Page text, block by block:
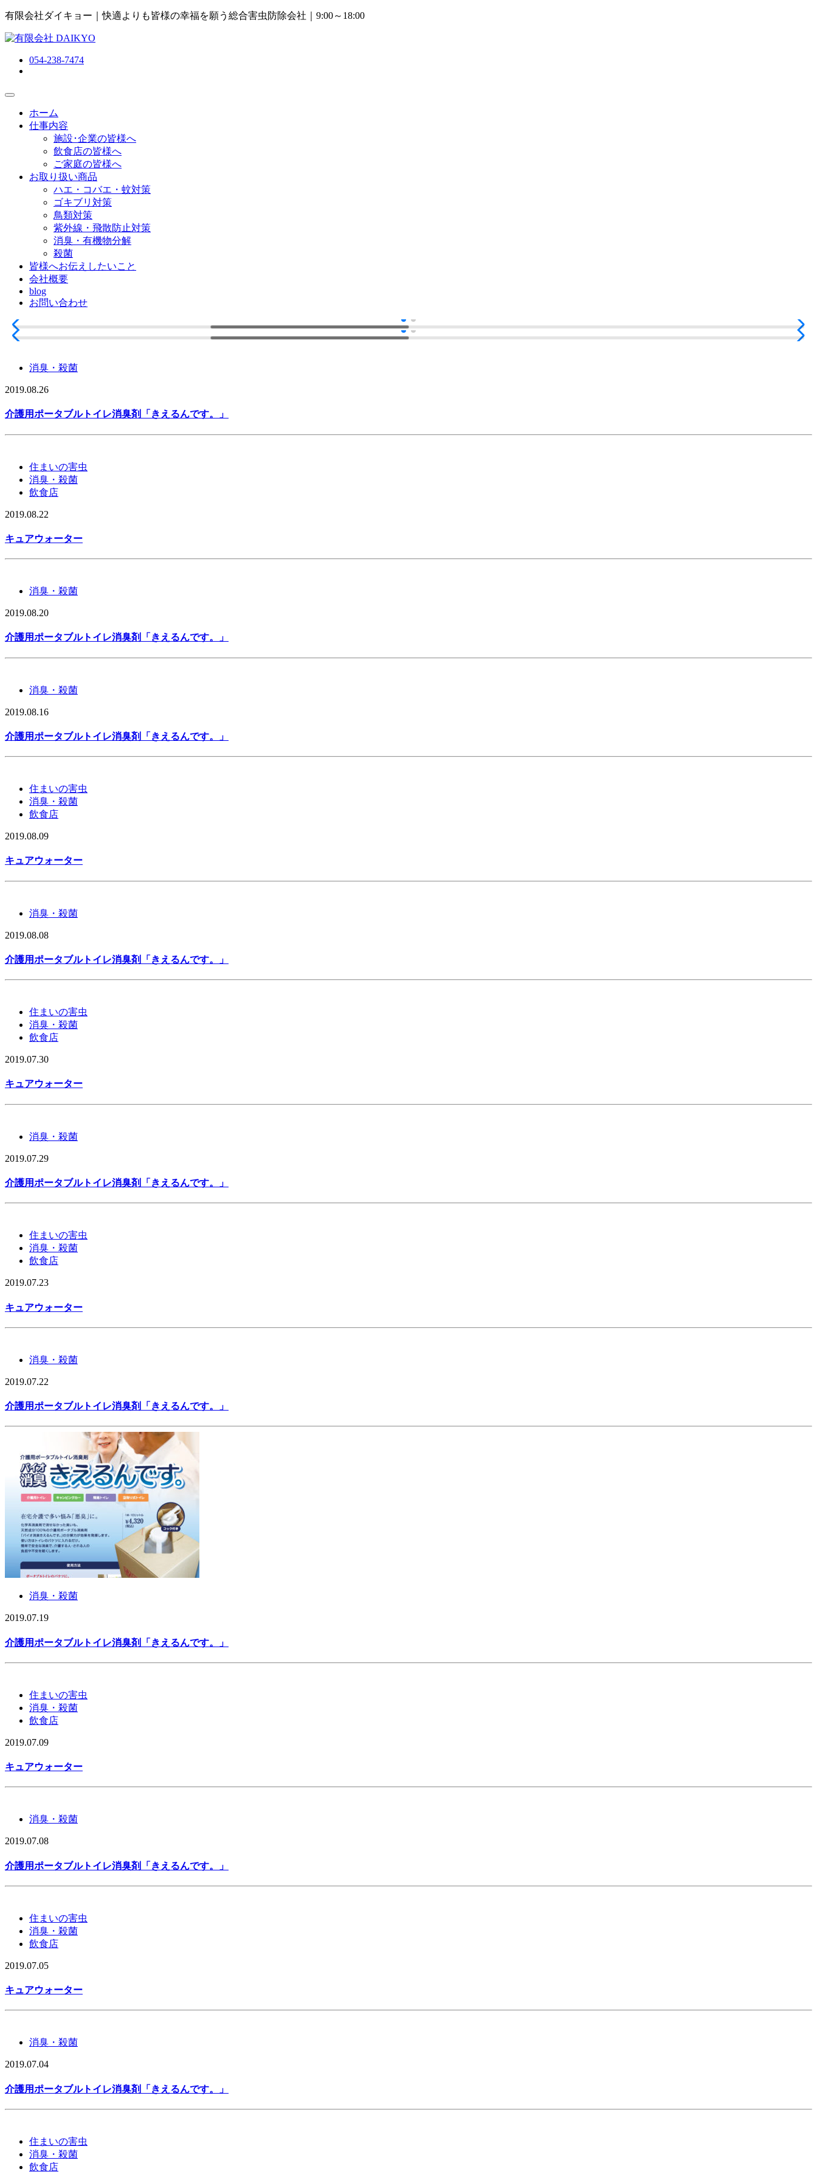
有限会社ダイキョー｜快適よりも皆様の幸福を願う総合害虫防除会社 ｜9:00～18:00
054-238-7474
ホーム
仕事内容
施設･企業の皆様へ
飲食店の皆様へ
ご家庭の皆様へ
お取り扱い商品
ハエ・コバエ・蚊対策
ゴキブリ対策
鳥類対策
紫外線・飛散防止対策
消臭・有機物分解
殺菌
皆様へお伝えしたいこと
会社概要
blog
お問い合わせ
消臭・殺菌
2019.08.26
介護用ポータブルトイレ消臭剤「きえるんです。」
住まいの害虫
消臭・殺菌
飲食店
2019.08.22
キュアウォーター
消臭・殺菌
2019.08.20
介護用ポータブルトイレ消臭剤「きえるんです。」
消臭・殺菌
2019.08.16
介護用ポータブルトイレ消臭剤「きえるんです。」
住まいの害虫
消臭・殺菌
飲食店
2019.08.09
キュアウォーター
消臭・殺菌
2019.08.08
介護用ポータブルトイレ消臭剤「きえるんです。」
住まいの害虫
消臭・殺菌
飲食店
2019.07.30
キュアウォーター
消臭・殺菌
2019.07.29
介護用ポータブルトイレ消臭剤「きえるんです。」
住まいの害虫
消臭・殺菌
飲食店
2019.07.23
キュアウォーター
消臭・殺菌
2019.07.22
介護用ポータブルトイレ消臭剤「きえるんです。」
消臭・殺菌
2019.07.19
介護用ポータブルトイレ消臭剤「きえるんです。」
住まいの害虫
消臭・殺菌
飲食店
2019.07.09
キュアウォーター
消臭・殺菌
2019.07.08
介護用ポータブルトイレ消臭剤「きえるんです。」
住まいの害虫
消臭・殺菌
飲食店
2019.07.05
キュアウォーター
消臭・殺菌
2019.07.04
介護用ポータブルトイレ消臭剤「きえるんです。」
住まいの害虫
消臭・殺菌
飲食店